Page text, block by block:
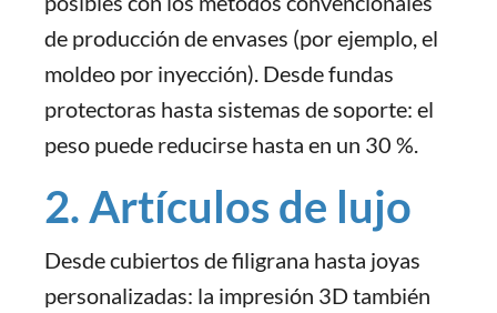
de producción de envases (por ejemplo, el
moldeo por inyección). Desde fundas
protectoras hasta sistemas de soporte: el
peso puede reducirse hasta en un 30 %.
2. Artículos de lujo
Desde cubiertos de filigrana hasta joyas
personalizadas: la impresión 3D también